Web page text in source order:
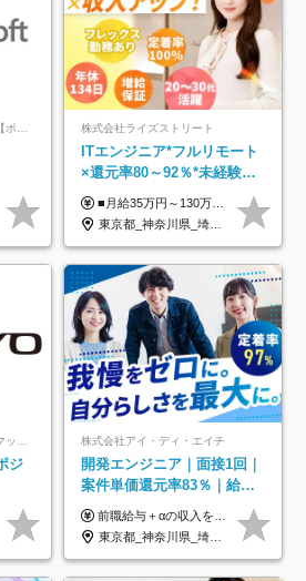
日本マイクロソフト株式会社【ポジションマッチ登録】 株式会社ライズストリート
ITエンジニア*フルリモート
×還元率80～92％*未経験歓
迎*年休134日*月給35万～*
定着率100%
■月給35万円～130万円＋賞与年2回＋各種手当 ※システムエンジニアの経験をお持ちの方は月給41万円以上＋賞与年2回（108万円～）＋手当 ■単価（年収）アップのチャンスは最大年12回 ※残業代は1分単位で100％全額支給。サービス残業などは一切ありません ※試用期間6ヵ月（試用期間中の待遇・給与に差はありません）
東京都_神奈川県_埼玉県_千葉県_大阪府_愛知県_北海道_青森県_岩手県_宮城県_秋田県_山形県_福島県_茨城県_栃木県_群馬県_新潟県_山梨県_長野県_富山県_石川県_福井県_静岡県_岐阜県_三重県_兵庫県_京都府_滋賀県_奈良県_和歌山県_広島県_岡山県_鳥取県_島根県_山口県_徳島県_香川県_愛媛県_高知県_福岡県_熊本県_佐賀県_長崎県_大分県_宮崎県_鹿児島県_沖縄県
コクヨ株式会社【ポジションマッチ登録】
ジ
株式会社アイ・ディ・エイチ
開発エンジニア｜面接1回｜
案件単価還元率83％｜給与
UP保証｜年休140日｜在宅
利用率9割｜独立支援・副業
制度
前職給与＋αの収入を保証 月給42万円～120万円＋各種手当＋賞与 給与基準が明確かつ高還元です。 一人ひとりが安定した環境のもと、長く活躍できる職場を目指しています。 ※平均年収650万円 ・還元率83％ ・各種手当について 職能手当／職務手当／資格手当／営業手当 など ※前職での経験・能力、給与などを考慮の上、当社規定により優遇いたします ※試用期間あり（3ヶ月／期間中の条件に変動はありません） ※上記金額には固定残業代（78,948円～225,564円/月30時間分）を含みます 超過分は別途全額支給いたします ・年収UPを保証 過去には転職時に〈年収200万円UP〉したエンジニアも在籍しています。入社時だけでなく、入社後も安心の給与水準で働ける環境です。キャリアや技術力が正当に評価されていないと感じていたら、一度面接でお話ししましょう！ 当社では管理職の人数は最低限にし、無駄な管理をしません。その費用削減分を社員の給与に還元しています！
東京都_神奈川県_埼玉県_千葉県_大阪府_愛知県_北海道_青森県_岩手県_宮城県_秋田県_山形県_福島県_茨城県_栃木県_群馬県_新潟県_山梨県_長野県_富山県_石川県_福井県_静岡県_岐阜県_三重県_兵庫県_京都府_滋賀県_奈良県_和歌山県_広島県_岡山県_鳥取県_島根県_山口県_徳島県_香川県_愛媛県_高知県_福岡県_熊本県_佐賀県_長崎県_大分県_宮崎県_鹿児島県_沖縄県